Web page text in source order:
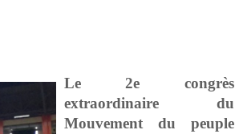
Le 2e congrès
extraordinaire du
Mouvement du peuple